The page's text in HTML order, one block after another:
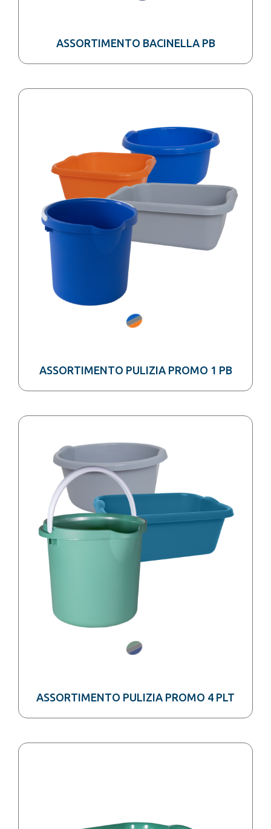
ASSORTIMENTO BACINELLA PB
ASSORTIMENTO PULIZIA PROMO 1 PB
ASSORTIMENTO PULIZIA PROMO 4 PLT